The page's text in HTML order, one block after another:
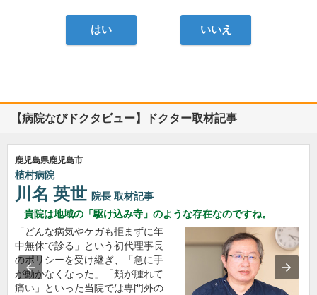
はい いいえ
【病院なびドクタビュー】ドクター取材記事
鹿児島県鹿児島市
植村病院
川名 英世 院長 取材記事
貴院は地域の「駆け込み寺」のような存在なのですね。
「どんな病気やケガも拒まずに年
中無休で診る」という初代理事長
のポリシーを受け継ぎ、「急に手
が動かなくなった」「頬が腫れて
痛い」といった当院では専門外の